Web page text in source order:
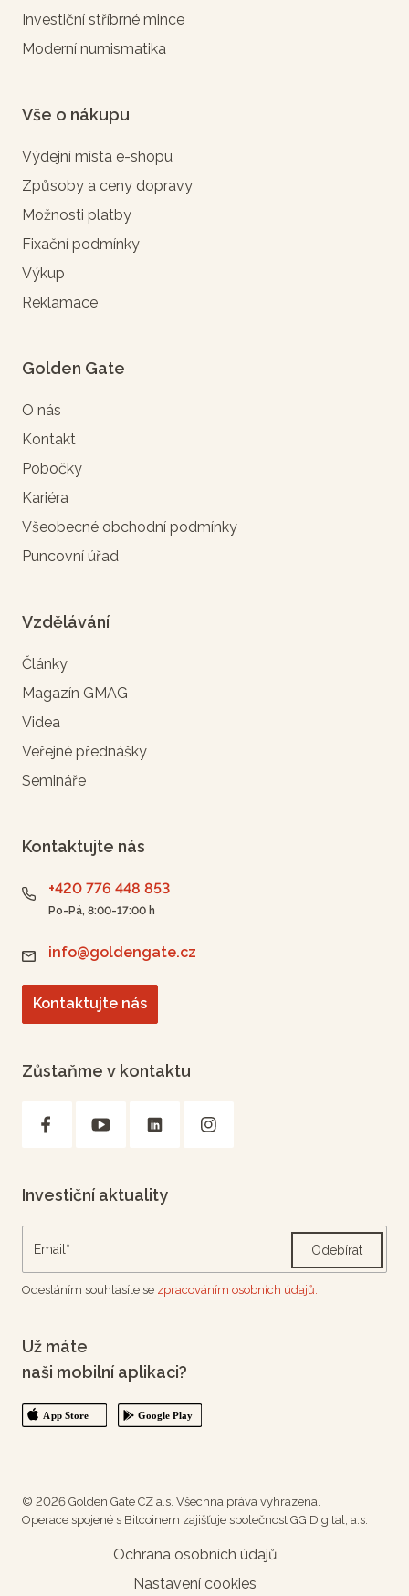
Investiční stříbrné mince
Moderní numismatika
Vše o nákupu
Výdejní místa e-shopu
Způsoby a ceny dopravy
Možnosti platby
Fixační podmínky
Výkup
Reklamace
Golden Gate
O nás
Kontakt
Pobočky
Kariéra
Všeobecné obchodní podmínky
Puncovní úřad
Vzdělávání
Články
Magazín GMAG
Videa
Veřejné přednášky
Semináře
Kontaktujte nás
+420 776 448 853
Po-Pá, 8:00-17:00 h
info@goldengate.cz
Kontaktujte nás
Zůstaňme v kontaktu
Investiční aktuality
Odebírat
Odesláním souhlasíte se zpracováním osobních údajů.
Už máte
naši mobilní aplikaci?
© 2026 Golden Gate CZ a.s. Všechna práva vyhrazena.
Operace spojené s Bitcoinem zajišťuje společnost GG Digital, a.s.
Ochrana osobních údajů
Nastavení cookies